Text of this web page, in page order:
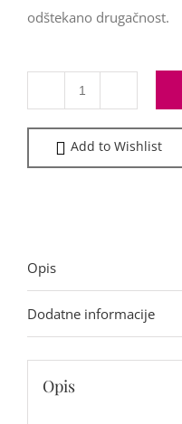
odštekano drugačnost.
Add to Wishlist
Opis
Dodatne informacije
Opis